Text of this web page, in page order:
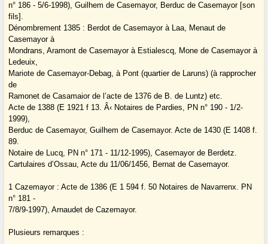
n° 186 - 5/6-1998), Guilhem de Casemayor, Berduc de Casemayor [son
fils].
Dénombrement 1385 : Berdot de Casemayor à Laa, Menaut de
Casemayor à
Mondrans, Aramont de Casemayor à Estialescq, Mone de Casemayor à
Ledeuix,
Mariote de Casemayor-Debag, à Pont (quartier de Laruns) (à rapprocher
de
Ramonet de Casamaior de l’acte de 1376 de B. de Luntz) etc.
Acte de 1388 (E 1921 f 13. Â‹ Notaires de Pardies, PN n° 190 - 1/2-
1999),
Berduc de Casemayor, Guilhem de Casemayor. Acte de 1430 (E 1408 f.
89.
Notaire de Lucq, PN n° 171 - 11/12-1995), Casemayor de Berdetz.
Cartulaires d’Ossau, Acte du 11/06/1456, Bernat de Casemayor.
1 Cazemayor : Acte de 1386 (E 1 594 f. 50 Notaires de Navarrenx. PN
n° 181 -
7/8/9-1997), Arnaudet de Cazemayor.
Plusieurs remarques :